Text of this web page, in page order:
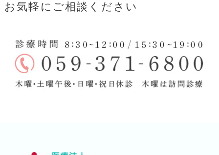
お気軽にご相談ください